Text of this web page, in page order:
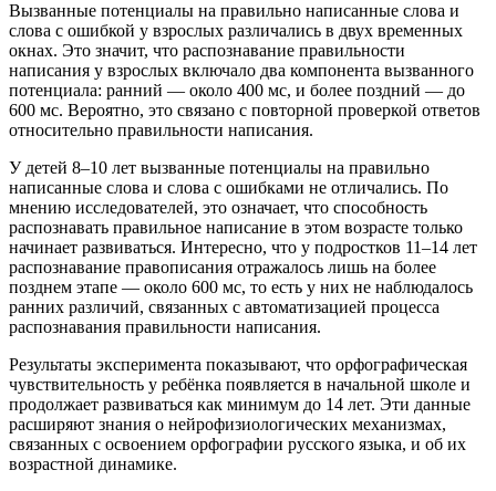
Вызванные потенциалы на правильно написанные слова и
слова с ошибкой у взрослых различались в двух временных
окнах. Это значит, что распознавание правильности
написания у взрослых включало два компонента вызванного
потенциала: ранний — около 400 мс, и более поздний — до
600 мс. Вероятно, это связано с повторной проверкой ответов
относительно правильности написания.
У детей 8–10 лет вызванные потенциалы на правильно
написанные слова и слова с ошибками не отличались. По
мнению исследователей, это означает, что способность
распознавать правильное написание в этом возрасте только
начинает развиваться. Интересно, что у подростков 11–14 лет
распознавание правописания отражалось лишь на более
позднем этапе — около 600 мс, то есть у них не наблюдалось
ранних различий, связанных с автоматизацией процесса
распознавания правильности написания.
Результаты эксперимента показывают, что орфографическая
чувствительность у ребёнка появляется в начальной школе и
продолжает развиваться как минимум до 14 лет. Эти данные
расширяют знания о нейрофизиологических механизмах,
связанных с освоением орфографии русского языка, и об их
возрастной динамике.